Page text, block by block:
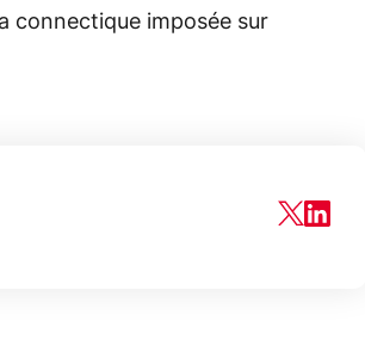
connectique imposée sur